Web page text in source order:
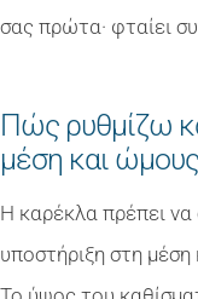
σας πρώτα· φταίει
Πώς ρυθμίζω
μέση και
Η καρέκλα πρέπει να
υποστήριξη στη